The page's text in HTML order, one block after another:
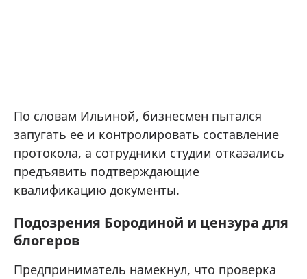
По словам Ильиной, бизнесмен пытался
запугать ее и контролировать составление
протокола, а сотрудники студии отказались
предъявить подтверждающие
квалификацию документы.
Подозрения Бородиной и цензура для
блогеров
Предприниматель намекнул, что проверка